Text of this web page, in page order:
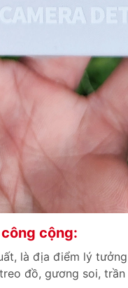
cộng:
là địa điểm lý
đồ, gương soi, trần